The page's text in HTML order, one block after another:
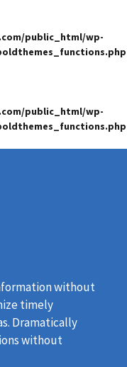
public_html/wp-
public_html/wp-
without
timely
Dramatically
without